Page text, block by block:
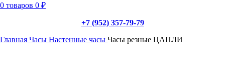
0 товаров 0 ₽
+7 (952) 357-79-79
Главная Часы Настенные часы Часы резные ЦАПЛИ